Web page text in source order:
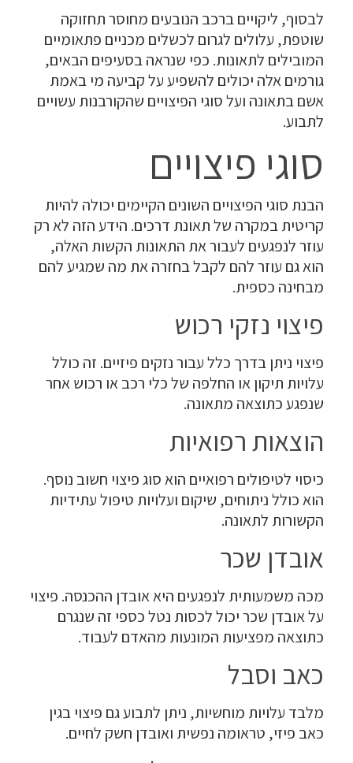
לבסוף, ליקויים ברכב הנובעים מחוסר תחזוקה
שוטפת, עלולים לגרום לכשלים מכניים פתאומיים
המובילים לתאונות. כפי שנראה בסעיפים הבאים,
גורמים אלה יכולים להשפיע על קביעה מי באמת
אשם בתאונה ועל סוגי הפיצויים שהקורבנות עשויים
לתבוע.
סוגי פיצויים
הבנת סוגי הפיצויים השונים הקיימים יכולה להיות
קריטית במקרה של תאונת דרכים. הידע הזה לא רק
עוזר לנפגעים לעבור את התאונות הקשות האלה,
הוא גם עוזר להם לקבל בחזרה את מה שמגיע להם
מבחינה כספית.
פיצוי נזקי רכוש
פיצוי ניתן בדרך כלל עבור נזקים פיזיים. זה כולל
עלויות תיקון או החלפה של כלי רכב או רכוש אחר
שנפגע כתוצאה מתאונה.
הוצאות רפואיות
כיסוי לטיפולים רפואיים הוא סוג פיצוי חשוב נוסף.
הוא כולל ניתוחים, שיקום ועלויות טיפול עתידיות
הקשורות לתאונה.
אובדן שכר
מכה משמעותית לנפגעים היא אובדן ההכנסה. פיצוי
על אובדן שכר יכול לכסות נטל כספי זה שנגרם
כתוצאה מפציעות המונעות מהאדם לעבוד.
כאב וסבל
מלבד עלויות מוחשיות, ניתן לתבוע גם פיצוי בגין
כאב פיזי, טראומה נפשית ואובדן חשק לחיים.